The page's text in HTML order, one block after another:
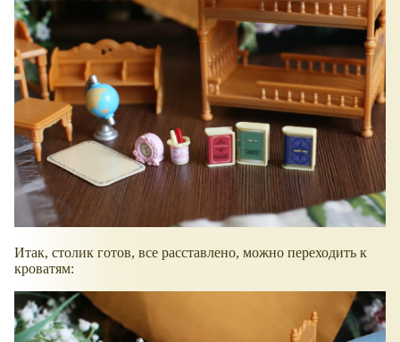
Итак, столик готов, все расставлено, можно переходить к
кроватям: